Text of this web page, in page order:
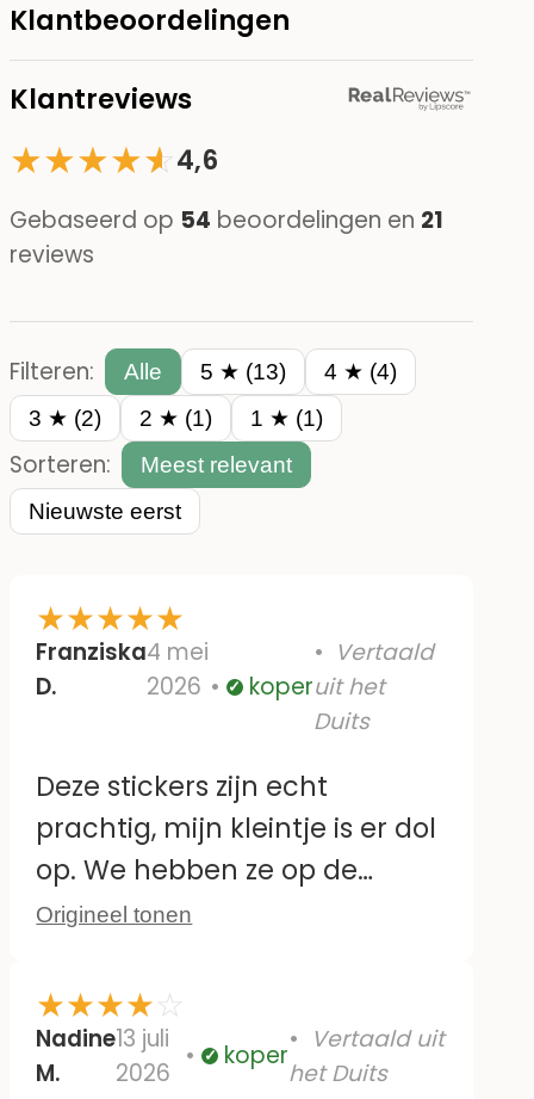
Klantbeoordelingen
Klantreviews
★★★★☆
★4,6
Gebaseerd op 54 beoordelingen en 21
reviews
Filteren: Alle 5 ★ (13)
4 ★ (4)
3 ★ (2)
2 ★ (1) 1 ★ (1)
Sorteren:
Meest relevant
Nieuwste eerst
★★★★★
Franziska
D.
4 mei
2026
Geverifieerd
koper
Vertaald
uit het
Duits
Deze stickers zijn echt
prachtig, mijn kleintje is er dol
op. We hebben ze op de
tegels bij de commode
te verwijderen en opnieuw te
plakken zonder resten achter
te laten. Het enige minpuntje
Origineel tonen
★★★★☆
Nadine
M.
13 juli
2026
Geverifieerd
koper
Vertaald uit
het Duits